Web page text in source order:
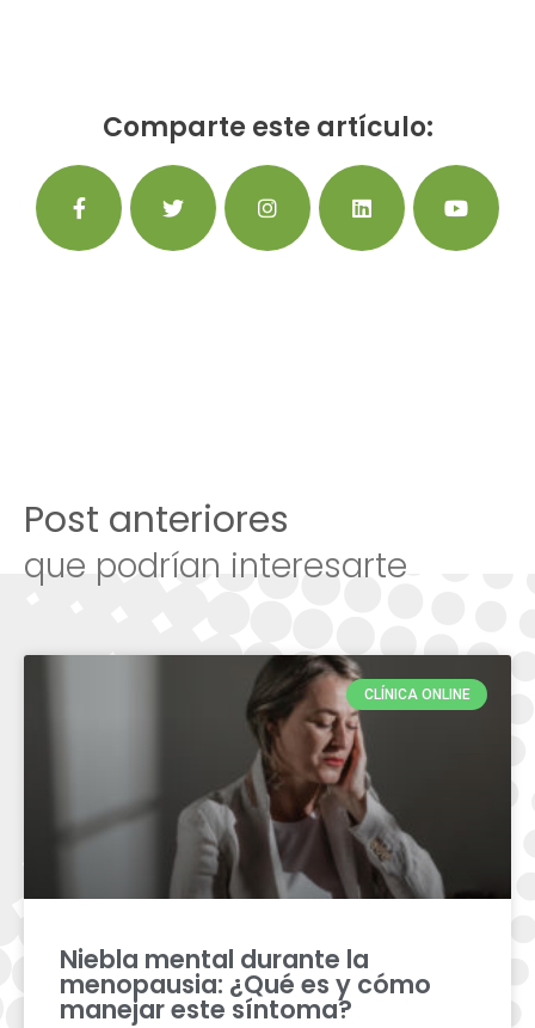
Comparte este artículo:
Post anteriores
que podrían interesarte
CLÍNICA ONLINE
Niebla mental durante la
menopausia: ¿Qué es y cómo
manejar este síntoma?